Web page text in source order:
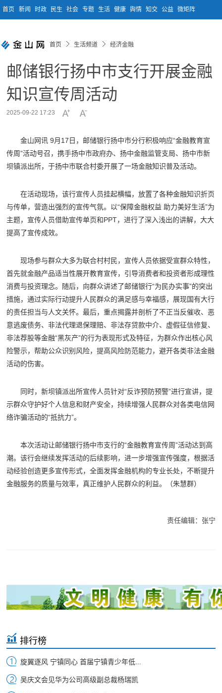
首页 新闻 时政 民生 社会 专题 生活 健康 舆情 知交 公益 微矩阵
首页 生活频道 经济金融
邮储银行扬中市支行开展金融
知识宣传周活动
2025-09-22 17:23
金山网讯 9月17日，邮储银行扬中市分行积极响应“金融教育宣
传周”活动号召，携手扬中市政府办、扬中金融监管支局、扬中市新
坝镇派出所，于扬中市联合村委开展了一场金融知识普及活动。
在活动现场，该行宣传人员挂起横幅，放置了各种金融知识折页
与传单，营造出强烈的宣传气氛。以“保障金融权益 助力美好生活”为
主题，宣传人员借助宣传单页和PPT，进行了深入浅出的讲解，大大
提高了宣传成效。
现场参与群众大多为联合村村民，宣传人员依据受宣群众特性，
首先就金融产品适当性展开教育宣传，引导消费者和投资者形成理性
消费与投资理念。随后，向群众讲述了邮储银行“为民办实事”的突出
措施，通过实际行动提升人民群众的满足感与幸福感，展现国有大行
的责任担当与人文关怀。最后，重点揭露并剖析了不正当反催收、恶
意逃废债务、非法代理退保理赔、非法存贷款中介、虚假征信修复、
非法荐股等金融“黑灰产”的行为表现形式及特征，为群众作出核心风
险警示，帮助公众识别风险，提高风险防范能力，避开各类非法金融
活动的伤害。
同时，新坝镇派出所宣传人员针对“反诈预防预警”进行宣讲，提
示群众守护好个人信息和财产安全，持续增强人民群众对各类电信网
络诈骗活动的“抵抗力”。
本次活动让邮储银行扬中市支行的“金融教育宣传周”活动达到高
潮。该行会继续发挥活动的后续影响，进一步增强宣传强度，根据活
动经验创造更多宣传形式，全面发挥金融机构的专业长处，不断提升
金融服务的质量与效率，真正维护人民群众的利益。（朱慧群）
责任编辑：张宁
排行榜
旋翼逐风 宁镇同心 首届宁镇青少年低...
吴庆文会见华为公司高级副总裁杨瑞凯